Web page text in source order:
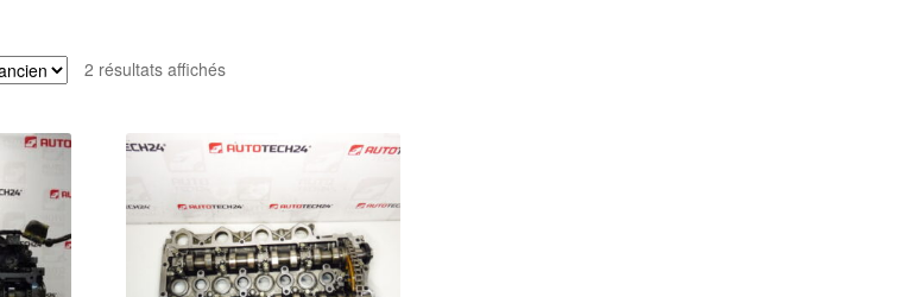
2 résultats affichésTrié
récent
ancien